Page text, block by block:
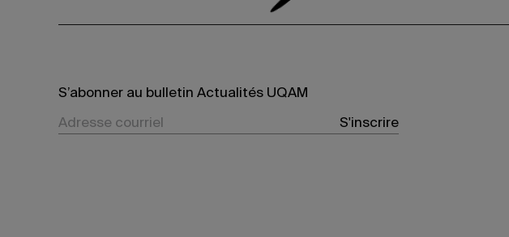
S’abonner au bulletin Actualités UQAM
S'inscrire